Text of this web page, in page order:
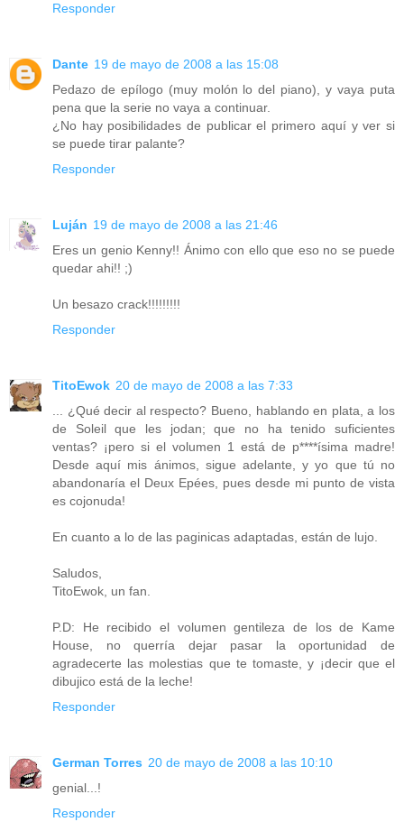
Responder
Dante 19 de mayo de 2008 a las 15:08
Pedazo de epílogo (muy molón lo del piano), y vaya puta
pena que la serie no vaya a continuar.
¿No hay posibilidades de publicar el primero aquí y ver si
se puede tirar palante?
Responder
Luján 19 de mayo de 2008 a las 21:46
Eres un genio Kenny!! Ánimo con ello que eso no se puede
quedar ahi!! ;)
Un besazo crack!!!!!!!!!
Responder
TitoEwok 20 de mayo de 2008 a las 7:33
... ¿Qué decir al respecto? Bueno, hablando en plata, a los
de Soleil que les jodan; que no ha tenido suficientes
ventas? ¡pero si el volumen 1 está de p****ísima madre!
Desde aquí mis ánimos, sigue adelante, y yo que tú no
abandonaría el Deux Epées, pues desde mi punto de vista
es cojonuda!
En cuanto a lo de las paginicas adaptadas, están de lujo.
Saludos,
TitoEwok, un fan.
P.D: He recibido el volumen gentileza de los de Kame
House, no querría dejar pasar la oportunidad de
agradecerte las molestias que te tomaste, y ¡decir que el
dibujico está de la leche!
Responder
German Torres 20 de mayo de 2008 a las 10:10
genial...!
Responder